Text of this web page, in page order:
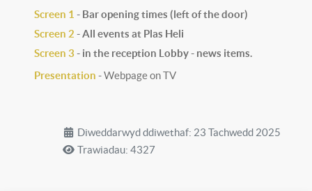
Screen 1 - Bar opening times (left of the door)
Screen 2 - All events at Plas Heli
Screen 3 - in the reception Lobby - news items.
Presentation - Webpage on TV
Diweddarwyd ddiwethaf: 23 Tachwedd 2025
Trawiadau: 4327